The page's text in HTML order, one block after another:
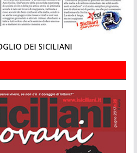
DEI SICILIANI